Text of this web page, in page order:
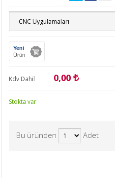
Yeni
Ürün
Kdv Dahil 0,00
Stokta var
Bu üründen Adet